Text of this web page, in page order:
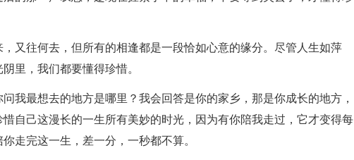
又往何去，但所有的相逢都是一段恰如心意的缘分。尽管人生如萍
里，我们都要懂得珍惜。
我最想去的地方是哪里？我会回答是你的家乡，那是你成长的地方，
自己这漫长的一生所有美妙的时光，因为有你陪我走过，它才变得每
走完这一生，差一分，一秒都不算。